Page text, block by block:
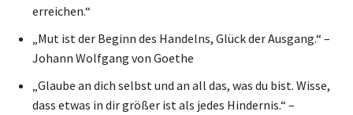
erreichen.“
„Mut ist der Beginn des Handelns, Glück der Ausgang.“ –
Johann Wolfgang von Goethe
„Glaube an dich selbst und an all das, was du bist. Wisse,
dass etwas in dir größer ist als jedes Hindernis.“ –